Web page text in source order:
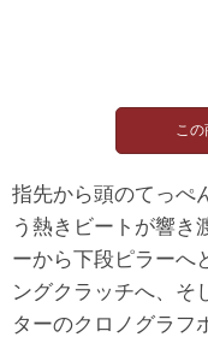
指先から頭のてっぺ
う熱きビートが響き
ーから下段ピラーへ
ングクラッチへ、そ
ターのクロノグラフ